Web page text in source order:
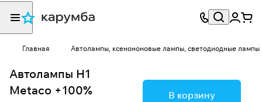
Главная Автолампы, ксенононовые лампы, светодиодные лампы
Автолампы H1
Metaco +100%
В корзину